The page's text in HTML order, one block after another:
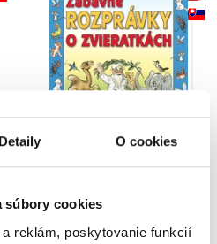
Detaily O cookies
súbory cookies
reklám, poskytovanie funkcií
zvieratkách
Vladimír Grigorievič Sutejev